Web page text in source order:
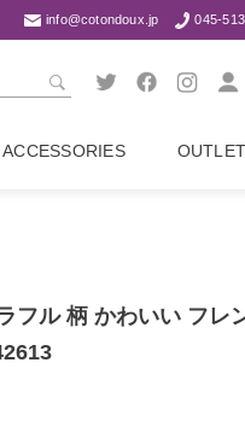
info@cotondoux.jp 045-
ACCESSORIES OUTLET
フル 柄 かわいい フレ